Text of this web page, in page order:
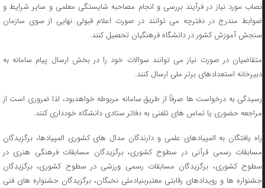
نصاب مورد نیاز در فرآیند بررسی و انجام مصاحبه شایستگی معلمی و سایر شرایط و
ضوابط مندرج در دفترچه می توانند در صورت اعلام قبولی نهایی از سوی سازمان
سنجش آموزش کشور در دانشگاه فرهنگیان تحصیل کنند.
متقاضیان در صورت نیاز می توانند سوالات خود را در بخش ارسال پیام سامانه به
دبیرخانه استعدادهای برتر ملی ارسال کنند.
رسیدگی به درخواست ها صرفاً از طریق سامانه مربوطه خواهدبود، لذا ضروری است از
مراجعه حضوری یا تماس های تلفنی به دفاتر ستادی دانشگاه خودداری کنند.
راه یافتگان به المپیادهای علمی و دارندگان مدال های کشوری المپیادها، برگزیدگان
مسابقات رسمی قرآنی در سطوح کشوری، برگزیدگان مسابقات فرهنگی هنری در
سطوح کشوری، برگزیدگان مسابقات رسمی ورزشی در سطوح کشوری، برگزیدگان
جشنواره ها و رویدادهای رقابتی معتبربنیادملی نخبگان، برگزیدگان جشنواره های فنی